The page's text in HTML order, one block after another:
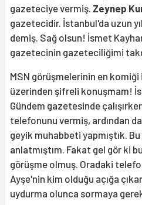
gazeteciye vermiş. Zeynep
gazetecidir. İstanbul'da uzun
demiş. Sağ olsun! İsmet
gazetecinin gazeteciliğimi
MSN görüşmelerinin en komiği
üzerinden şifreli konuşmam!
Gündem gazetesinde
telefonunu vermiş, ardından
geyik muhabbeti yapmıştık.
anlatmıştım. Fakat gel gör ki
görüşme olmuş. Oradaki
Ayşe'nin kim olduğu açığa
uydurma olunca sormaya